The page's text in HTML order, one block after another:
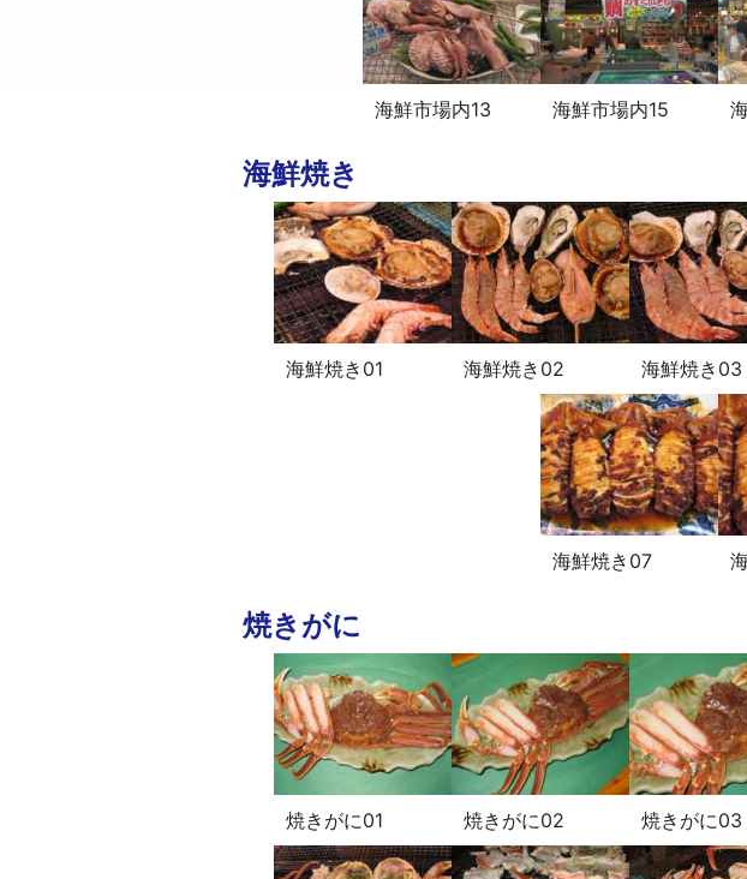
海鮮市場内13 海鮮市場内15
海鮮焼き
海鮮焼き01 海鮮焼き02 海鮮焼き03
海鮮焼き07
焼きがに
焼きがに01 焼きがに02 焼きがに03